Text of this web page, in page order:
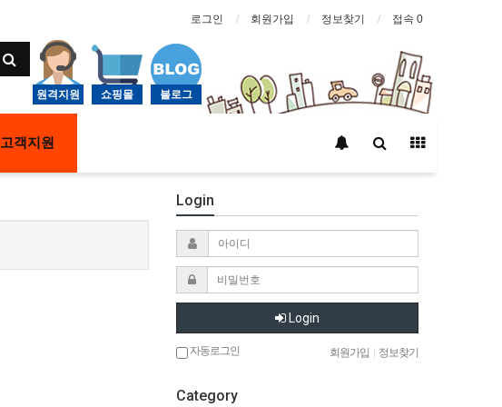
로그인 회원가입 정보찾기 접속 0
원격지원 쇼핑몰 블로그
고객지원
Login
Login
자동로그인 회원가입 정보찾기
Category